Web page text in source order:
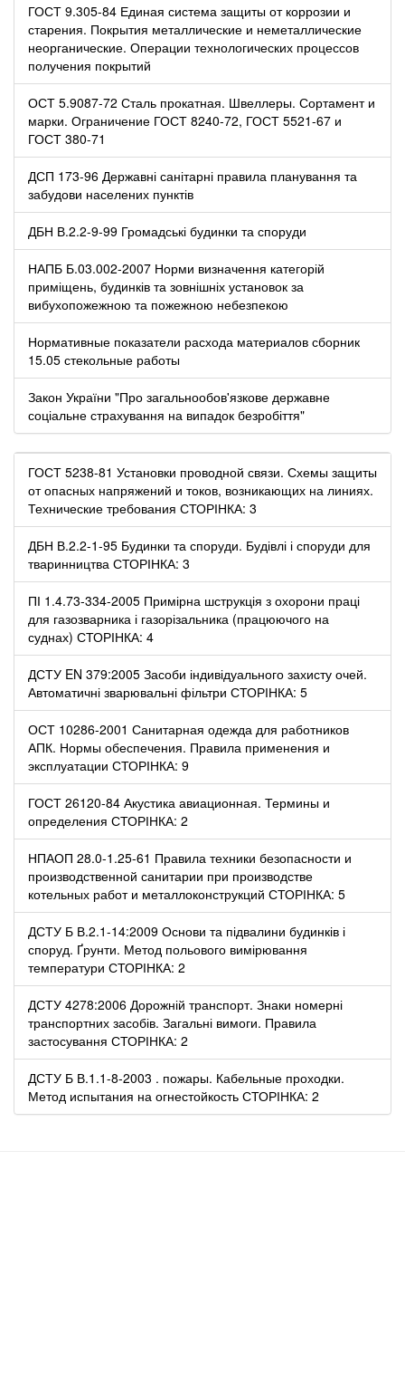
ГОСТ 9.305-84 Единая система защиты от коррозии и
старения. Покрытия металлические и неметаллические
неорганические. Операции технологических процессов
получения покрытий
ОСТ 5.9087-72 Сталь прокатная. Швеллеры. Сортамент и
марки. Ограничение ГОСТ 8240-72, ГОСТ 5521-67 и
ГОСТ 380-71
ДСП 173-96 Державні санітарні правила планування та
забудови населених пунктів
ДБН В.2.2-9-99 Громадські будинки та споруди
НАПБ Б.03.002-2007 Норми визначення категорій
приміщень, будинків та зовнішніх установок за
вибухопожежною та пожежною небезпекою
Нормативные показатели расхода материалов сборник
15.05 стекольные работы
Закон України "Про загальнообов'язкове державне
соціальне страхування на випадок безробіття"
ГОСТ 5238-81 Установки проводной связи. Схемы защиты
от опасных напряжений и токов, возникающих на линиях.
Технические требования СТОРІНКА: 3
ДБН В.2.2-1-95 Будинки та споруди. Будівлі і споруди для
тваринництва СТОРІНКА: 3
ПІ 1.4.73-334-2005 Примірна шструкція з охорони праці
для газозварника і газорізальника (працюючого на
суднах) СТОРІНКА: 4
ДСТУ EN 379:2005 Засоби індивідуального захисту очей.
Автоматичні зварювальні фільтри СТОРІНКА: 5
ОСТ 10286-2001 Санитарная одежда для работников
АПК. Нормы обеспечения. Правила применения и
эксплуатации СТОРІНКА: 9
ГОСТ 26120-84 Акустика авиационная. Термины и
определения СТОРІНКА: 2
НПАОП 28.0-1.25-61 Правила техники безопасности и
производственной санитарии при производстве
котельных работ и металлоконструкций СТОРІНКА: 5
ДСТУ Б В.2.1-14:2009 Основи та підвалини будинків і
споруд. Ґрунти. Метод польового вимірювання
температури СТОРІНКА: 2
ДСТУ 4278:2006 Дорожній транспорт. Знаки номерні
транспортних засобів. Загальні вимоги. Правила
застосування СТОРІНКА: 2
ДСТУ Б В.1.1-8-2003 . пожары. Кабельные проходки.
Метод испытания на огнестойкость СТОРІНКА: 2